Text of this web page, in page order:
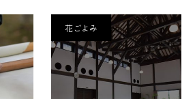
花ごよみ